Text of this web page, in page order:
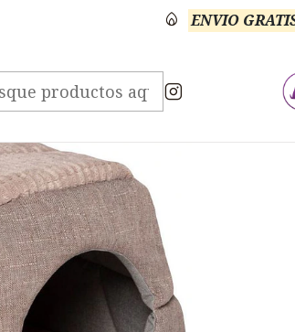
ENVIO
Camas Cama